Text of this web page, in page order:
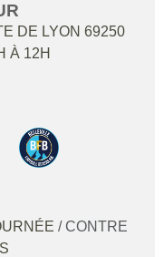
DE LYON 69250
À 12H
/ CONTRE